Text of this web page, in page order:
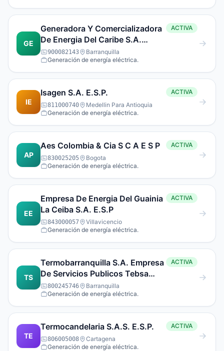
GE
Generadora Y Comercializadora
De Energia Del Caribe S.A.
E.S.P.Empresa De Servicios
Publicos Sigla Gecelca S.A.
E.S.P.
ACTIVA
900082143
Barranquilla
Generación de energía eléctrica.
IE
Isagen S.A. E.S.P. ACTIVA
811000740
Medellin Para Antioquia
Generación de energía eléctrica.
AP
Aes Colombia & Cia S C A E S P ACTIVA
830025205
Bogota
Generación de energía eléctrica.
EE
Empresa De Energia Del Guainia
La Ceiba S.A. E.S.P
ACTIVA
843000057
Villavicencio
Generación de energía eléctrica.
TS
Termobarranquilla S.A. Empresa
De Servicios Publicos Tebsa
S.A.(E.S.P.)
ACTIVA
800245746
Barranquilla
Generación de energía eléctrica.
TE
Termocandelaria S.A.S. E.S.P. ACTIVA
806005008
Cartagena
Generación de energía eléctrica.